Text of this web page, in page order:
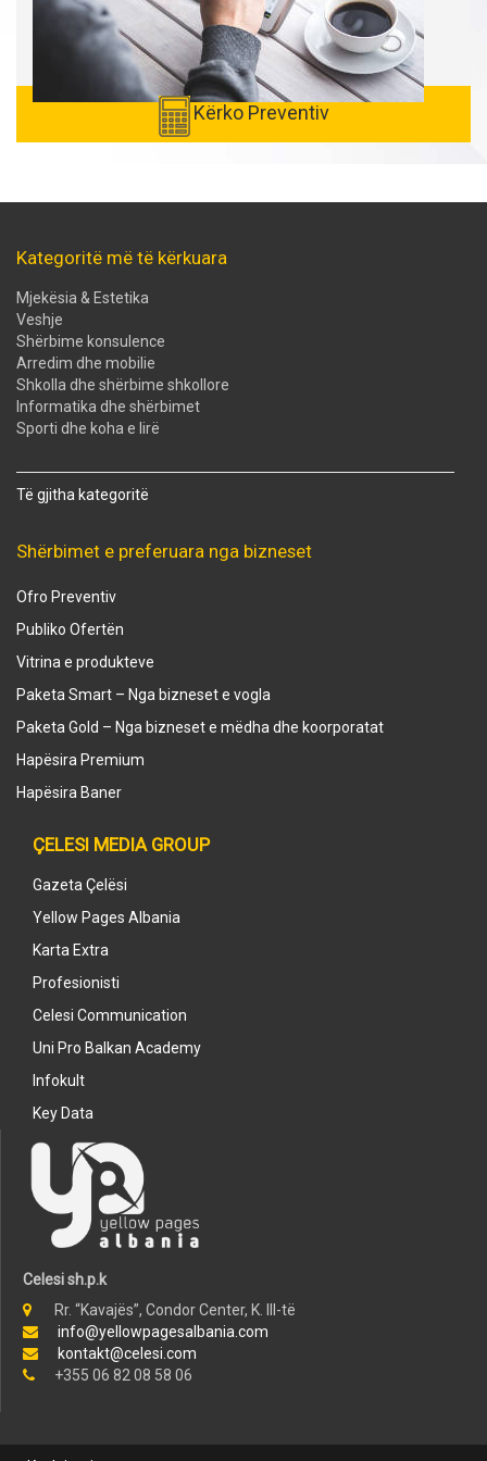
Kërko Preventiv
Kategoritë më të kërkuara
Mjekësia & Estetika
Veshje
Shërbime konsulence
Arredim dhe mobilie
Shkolla dhe shërbime shkollore
Informatika dhe shërbimet
Sporti dhe koha e lirë
Të gjitha kategoritë
Shërbimet e preferuara nga bizneset
Ofro Preventiv
Publiko Ofertën
Vitrina e produkteve
Paketa Smart – Nga bizneset e vogla
Paketa Gold – Nga bizneset e mëdha dhe koorporatat
Hapësira Premium
Hapësira Baner
ÇELESI MEDIA GROUP
Gazeta Çelësi
Yellow Pages Albania
Karta Extra
Profesionisti
Celesi Communication
Uni Pro Balkan Academy
Infokult
Key Data
Celesi sh.p.k
Rr. “Kavajës”, Condor Center, K. III-të
info@yellowpagesalbania.com
kontakt@celesi.com
+355 06 82 08 58 06